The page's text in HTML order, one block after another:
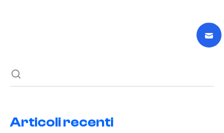
Articoli recenti